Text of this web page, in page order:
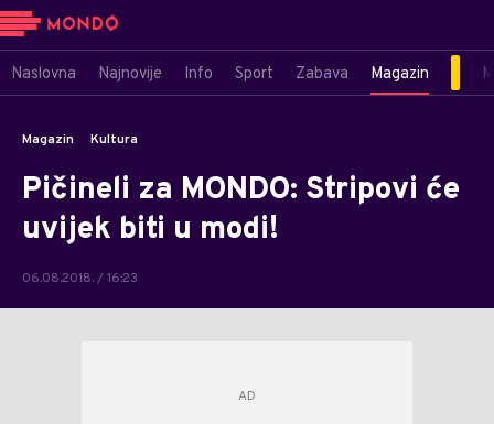
Naslovna Najnovije Info Sport Zabava Magazin
Magazin Kultura
Pičineli za MONDO: Stripovi će
uvijek biti u modi!
06.08.2018. / 16:23